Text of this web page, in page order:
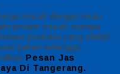
murah dengan mutu
murah mampu
produksi yang efektif
bahan sehingga
Pesan Jas
Di Tangerang.